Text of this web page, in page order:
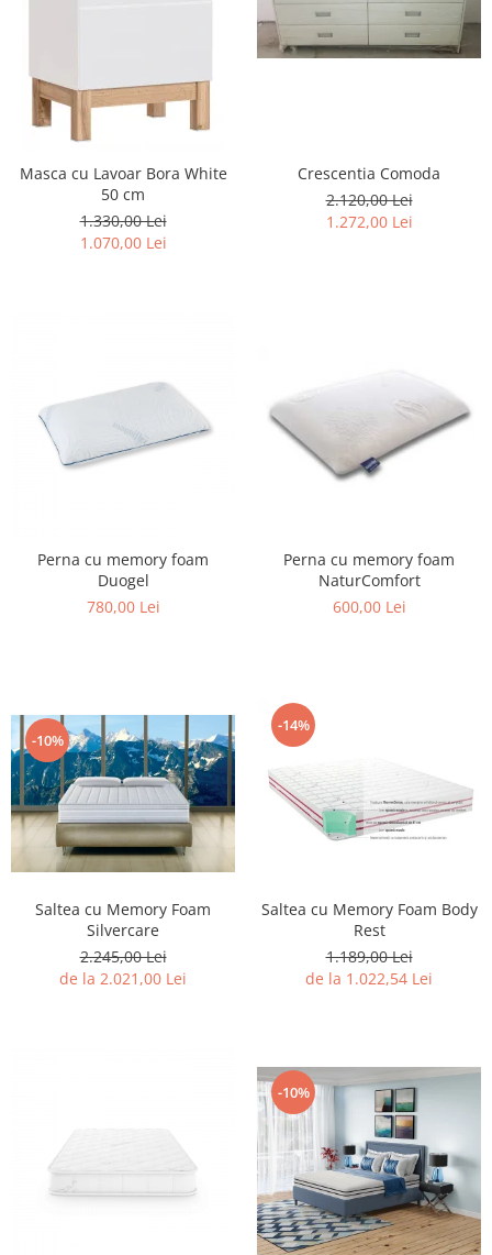
Masca cu Lavoar Bora White
50 cm
1.330,00 Lei
1.070,00 Lei
Crescentia Comoda
2.120,00 Lei
1.272,00 Lei
Perna cu memory foam
Duogel
780,00 Lei
Perna cu memory foam
NaturComfort
600,00 Lei
-10%
Saltea cu Memory Foam
Silvercare
2.245,00 Lei
de la 2.021,00 Lei
-14%
Saltea cu Memory Foam Body
Rest
1.189,00 Lei
de la 1.022,54 Lei
-10%